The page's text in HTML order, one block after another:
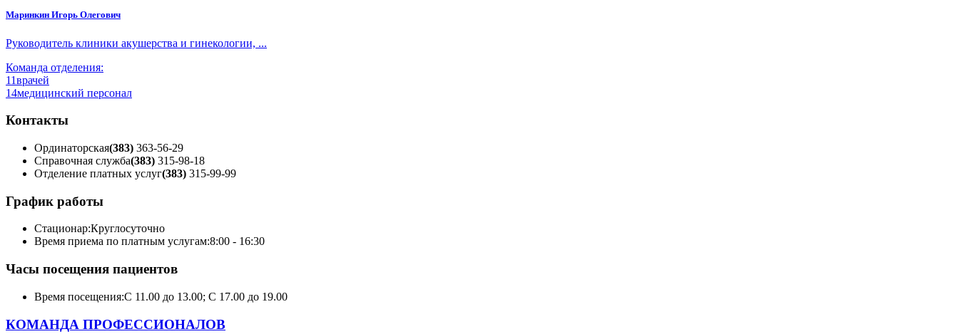
Маринкин Игорь Олегович
Руководитель клиники акушерства и гинекологии, ...
Команда отделения:
11врачей
14медицинский персонал
Контакты
Ординаторская(383) 363-56-29
Справочная служба(383) 315-98-18
Отделение платных услуг(383) 315-99-99
График работы
Стационар:Круглосуточно
Время приема по платным услугам:8:00 - 16:30
Часы посещения пациентов
Время посещения:С 11.00 до 13.00; С 17.00 до 19.00
КОМАНДА ПРОФЕССИОНАЛОВ